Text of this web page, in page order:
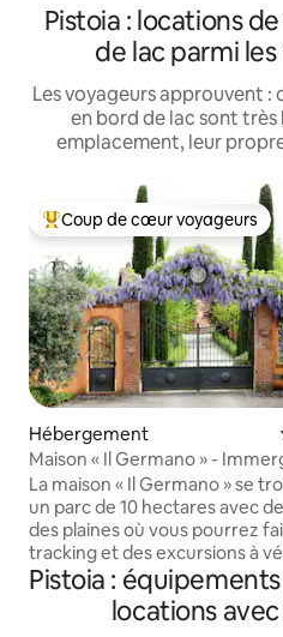
Pistoia : locations
de lac parmi
Les voyageurs approuvent :
en bord de lac sont
emplacement, leur
Coups de cœur voyageurs les
Coup de cœur voyageurs
Hébergement
Maison « Il Germano » -
une réserve naturelle
La maison « Il Germano » se
un parc de 10 hectares avec
des plaines où vous pourrez
tracking et des excursions à vélo.
détente, il y a une piscine
agréable petit lac. Dans le parc naturel,
oasis d'espèces d'oiseaux
Pistoia :
locations